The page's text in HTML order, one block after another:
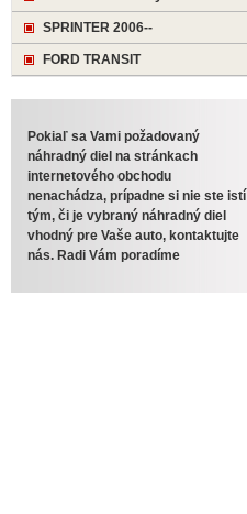
SPRINTER 2006--
FORD TRANSIT
Pokiaľ sa Vami požadovaný
náhradný diel na stránkach
internetového obchodu
nenachádza, prípadne si nie ste istí
tým, či je vybraný náhradný diel
vhodný pre Vaše auto, kontaktujte
nás. Radi Vám poradíme